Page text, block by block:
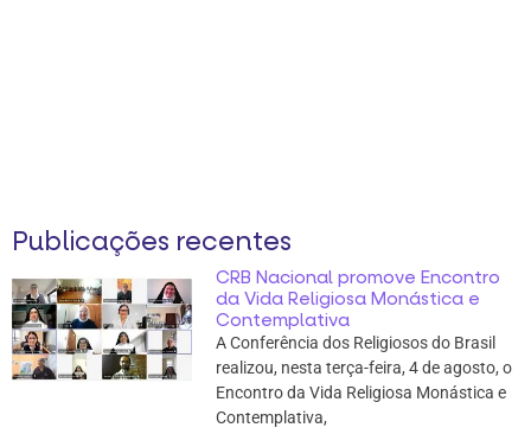
Publicações recentes
CRB Nacional promove Encontro
da Vida Religiosa Monástica e
Contemplativa
A Conferência dos Religiosos do Brasil
realizou, nesta terça-feira, 4 de agosto, o
Encontro da Vida Religiosa Monástica e
Contemplativa,